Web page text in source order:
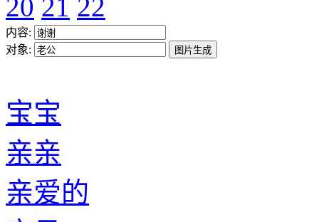
20 21 22
内容:
对象:
宝宝
亲亲
亲爱的